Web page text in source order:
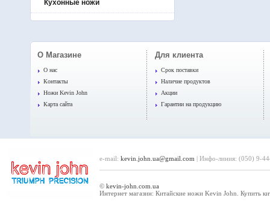
Кухонные ножи
О Магазине
O нас
Контакты
Ножи Kevin John
Карта сайта
Для клиента
Срок поставки
Наличие продуктов
Акции
Гарантии на продукцию
e-mail: kevin.john.ua@gmail.com | Инфо-линия: (050) 9-
© kevin-john.com.ua
Интернет магазин: Китайские ножи Kevin John. Купить